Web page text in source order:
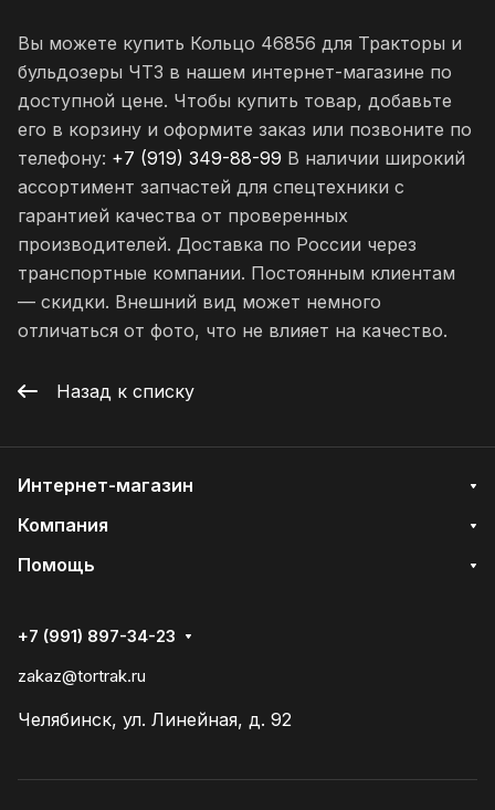
Вы можете купить Кольцо 46856 для Тракторы и
бульдозеры ЧТЗ в нашем интернет-магазине по
доступной цене. Чтобы купить товар, добавьте
его в корзину и оформите заказ или позвоните по
телефону: +7 (919) 349-88-99 В наличии широкий
ассортимент запчастей для спецтехники с
гарантией качества от проверенных
производителей. Доставка по России через
транспортные компании. Постоянным клиентам
— скидки. Внешний вид может немного
отличаться от фото, что не влияет на качество.
Назад к списку
Интернет-магазин
Компания
Помощь
+7 (991) 897-34-23
zakaz@tortrak.ru
Челябинск, ул. Линейная, д. 92